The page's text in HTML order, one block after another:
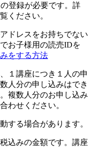
登録が必要です。詳
ください。
ドレスをお持ちでない
お子様用の読売IDを
をする方法
１講座につき１人の申
人分の申し込みはでき
複数人分のお申し込み
わせください。
する場合があります。
込みの金額です。講座